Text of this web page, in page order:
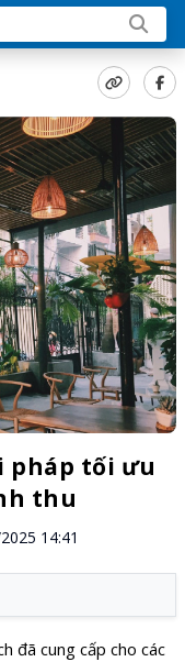
pháp tối ưu
thu
14:41
đã cung cấp cho các